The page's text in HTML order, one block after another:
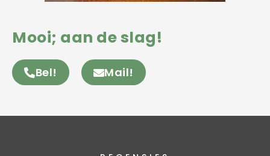
Mooi; aan de slag!
Bel! Mail!